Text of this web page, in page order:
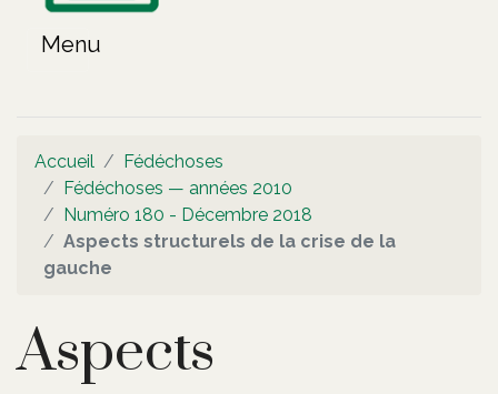
Accueil
Fédéchoses
Fédéchoses — années 2010
Numéro 180 - Décembre 2018
Aspects structurels de la crise de la
gauche
Aspects